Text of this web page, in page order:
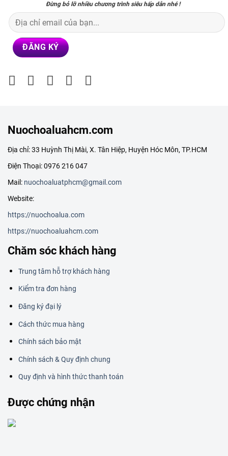
Đừng bỏ lỡ nhiều chương trình siêu hấp dẫn nhé !
Nuochoaluahcm.com
Địa chỉ: 33 Huỳnh Thị Mài, X. Tân Hiệp, Huyện Hóc Môn, TP.HCM
Điện Thoại: 0976 216 047
Mail: nuochoaluatphcm@gmail.com
Website:
https://nuochoalua.com
https://nuochoaluahcm.com
Chăm sóc khách hàng
Trung tâm hỗ trợ khách hàng
Kiểm tra đơn hàng
Đăng ký đại lý
Cách thức mua hàng
Chính sách bảo mật
Chính sách & Quy định chung
Quy định và hình thức thanh toán
Được chứng nhận